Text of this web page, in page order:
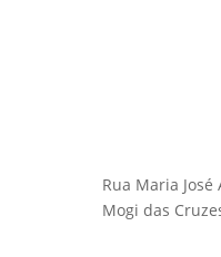
Rua Maria
Mogi das